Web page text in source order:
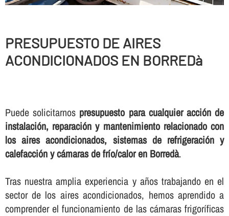
PRESUPUESTO DE AIRES
ACONDICIONADOS EN BORREDà
Puede solicitarnos presupuesto para cualquier acción de
instalación, reparación y mantenimiento relacionado con
los aires acondicionados, sistemas de refrigeración y
calefacción y cámaras de frí­o/calor en Borredà.
Tras nuestra amplia experiencia y años trabajando en el
sector de los aires acondicionados, hemos aprendido a
comprender el funcionamiento de las cámaras frigorí­ficas